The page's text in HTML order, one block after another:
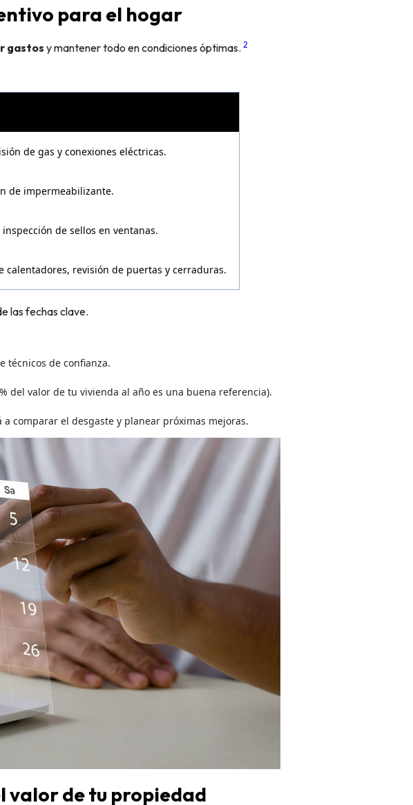
para el hogar
gastosy mantener todo en condiciones óptimas. 2
de gas y conexiones eléctricas.
de impermeabilizante.
de sellos en ventanas.
revisión de puertas y cerraduras.
las fechas clave.
técnicos de confianza.
del valor de tu vivienda al año es una buena referencia).
comparar el desgaste y planear próximas mejoras.
valor de tu propiedad